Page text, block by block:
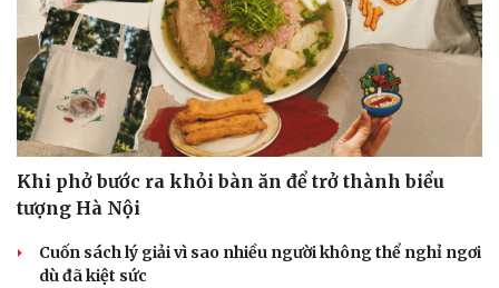
Khi phở bước ra khỏi bàn ăn để trở thành biểu
tượng Hà Nội
Cuốn sách lý giải vì sao nhiều người không thể nghỉ ngơi
dù đã kiệt sức